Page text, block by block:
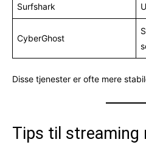
Surfshark
CyberGhost
Disse tjenester er ofte mere
Tips til streaming